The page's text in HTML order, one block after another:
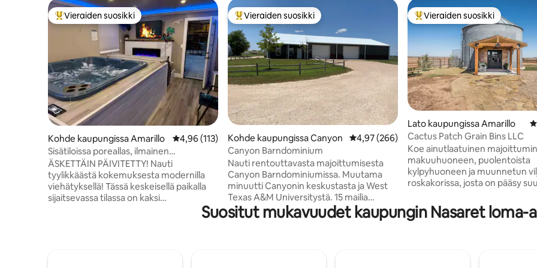
Vieraiden suosikkien parhaimmistoa
Vieraiden suosikki
Kohde kaupungissa Amarillo Keskimääräinen arvio 4,96/5, 113 arvostelua
4,96 (113)
Sisätiloissa poreallas, ilmainen
sähköauton laturi!
ÄSKETTÄIN PÄIVITETTY! Nauti
tyylikkäästä kokemuksesta modernilla
viehätyksellä! Tässä keskeisellä paikalla
sijaitsevassa tilassa on kaksi
makuuhuonetta, joissa on king-vuode ja
2 yhden hengen vuodetta! Televisio on
Vieraiden suosikkien parhaimmistoa
Vieraiden suosikki
Kohde kaupungissa Canyon Keskimääräinen arvio 4,97/5, 266 arvostelua
4,97 (266)
Canyon Barndominium
Nauti rentouttavasta majoittumisesta
Canyon Barndominiumissa. Muutama
minuutti Canyonin keskustasta ja West
Texas A&M Universitystä. 15 mailia
kauniiseen Palo Duro Canyoniin.
Runsaasti pysäköintitilaa ja katettu patio.
Vieraiden suosikkien
Vieraiden suosikki
Lato kaupungissa Amarillo
Cactus Patch Grain Bins LLC
Koe ainutlaatuinen
makuuhuoneen, puolentoista
kylpyhuoneen ja muunnetun
roskakorissa, josta on pääsy
ympäristössä! Loft-
king-vuode ja wc-tila.
Suositut mukavuudet kaupungin Nasaret loma-